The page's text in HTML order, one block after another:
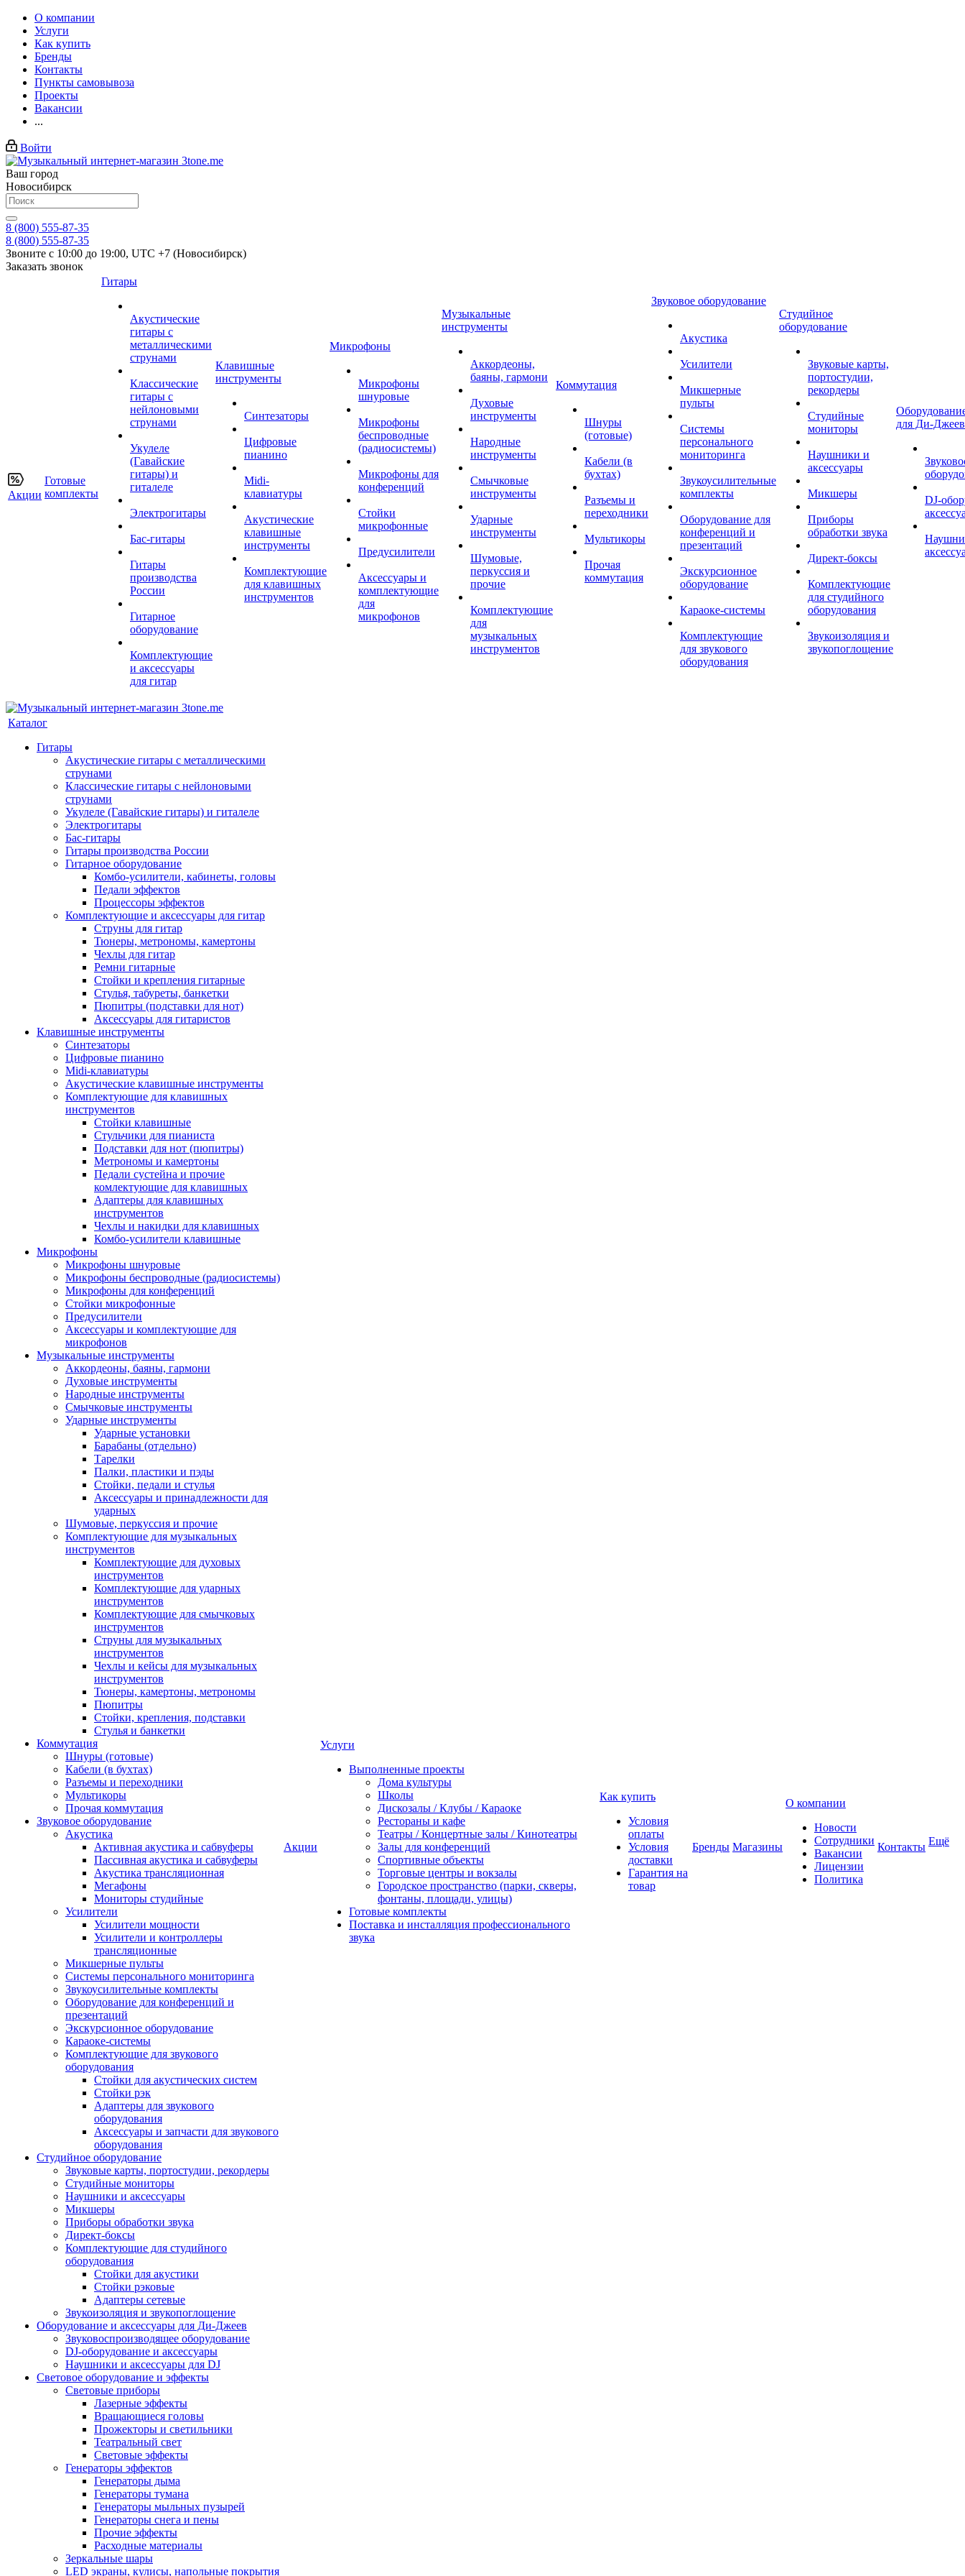
О компании
Услуги
Как купить
Бренды
Контакты
Пункты самовывоза
Проекты
Вакансии
...
Войти
Ваш город
Новосибирск
8 (800) 555-87-35
8 (800) 555-87-35
Звоните с 10:00 до 19:00, UTC +7 (Новосибирск)
Заказать звонок
Акции
Готовые
комплекты
Гитары
Акустические
гитары с
металлическими
струнами
Классические
гитары с
нейлоновыми
струнами
Укулеле
(Гавайские
гитары) и
гиталеле
Электрогитары
Бас-гитары
Гитары
производства
России
Гитарное
оборудование
Комплектующие
и аксессуары
для гитар
Клавишные
инструменты
Синтезаторы
Цифровые
пианино
Midi-
клавиатуры
Акустические
клавишные
инструменты
Комплектующие
для клавишных
инструментов
Микрофоны
Микрофоны
шнуровые
Микрофоны
беспроводные
(радиосистемы)
Микрофоны для
конференций
Стойки
микрофонные
Предусилители
Аксессуары и
комплектующие
для
микрофонов
Музыкальные
инструменты
Аккордеоны,
баяны, гармони
Духовые
инструменты
Народные
инструменты
Смычковые
инструменты
Ударные
инструменты
Шумовые,
перкуссия и
прочие
Комплектующие
для
музыкальных
инструментов
Коммутация
Шнуры
(готовые)
Кабели (в
бухтах)
Разъемы и
переходники
Мультикоры
Прочая
коммутация
Звуковое оборудование
Акустика
Усилители
Микшерные
пульты
Системы
персонального
мониторинга
Звукоусилительные
комплекты
Оборудование для
конференций и
презентаций
Экскурсионное
оборудование
Караоке-системы
Комплектующие
для звукового
оборудования
Студийное
оборудование
Звуковые карты,
портостудии,
рекордеры
Студийные
мониторы
Наушники и
аксессуары
Микшеры
Приборы
обработки звука
Директ-боксы
Комплектующие
для студийного
оборудования
Звукоизоляция и
звукопоглощение
для Ди-Джеев
DJ-
Каталог
Гитары
Акустические гитары с металлическими
струнами
Классические гитары с нейлоновыми
струнами
Укулеле (Гавайские гитары) и гиталеле
Электрогитары
Бас-гитары
Гитары производства России
Гитарное оборудование
Комбо-усилители, кабинеты, головы
Педали эффектов
Процессоры эффектов
Комплектующие и аксессуары для гитар
Струны для гитар
Тюнеры, метрономы, камертоны
Чехлы для гитар
Ремни гитарные
Стойки и крепления гитарные
Стулья, табуреты, банкетки
Пюпитры (подставки для нот)
Аксессуары для гитаристов
Клавишные инструменты
Синтезаторы
Цифровые пианино
Midi-клавиатуры
Акустические клавишные инструменты
Комплектующие для клавишных
инструментов
Стойки клавишные
Стульчики для пианиста
Подставки для нот (пюпитры)
Метрономы и камертоны
Педали сустейна и прочие
комлектующие для клавишных
Адаптеры для клавишных
инструментов
Чехлы и накидки для клавишных
Комбо-усилители клавишные
Микрофоны
Микрофоны шнуровые
Микрофоны беспроводные (радиосистемы)
Микрофоны для конференций
Стойки микрофонные
Предусилители
Аксессуары и комплектующие для
микрофонов
Музыкальные инструменты
Аккордеоны, баяны, гармони
Духовые инструменты
Народные инструменты
Смычковые инструменты
Ударные инструменты
Ударные установки
Барабаны (отдельно)
Тарелки
Палки, пластики и пэды
Стойки, педали и стулья
Аксессуары и принадлежности для
ударных
Шумовые, перкуссия и прочие
Комплектующие для музыкальных
инструментов
Комплектующие для духовых
инструментов
Комплектующие для ударных
инструментов
Комплектующие для смычковых
инструментов
Струны для музыкальных
инструментов
Чехлы и кейсы для музыкальных
инструментов
Тюнеры, камертоны, метрономы
Пюпитры
Стойки, крепления, подставки
Стулья и банкетки
Коммутация
Шнуры (готовые)
Кабели (в бухтах)
Разъемы и переходники
Мультикоры
Прочая коммутация
Звуковое оборудование
Акустика
Активная акустика и сабвуферы
Пассивная акустика и сабвуферы
Акустика трансляционная
Мегафоны
Мониторы студийные
Усилители
Усилители мощности
Усилители и контроллеры
трансляционные
Микшерные пульты
Системы персонального мониторинга
Звукоусилительные комплекты
Оборудование для конференций и
презентаций
Экскурсионное оборудование
Караоке-системы
Комплектующие для звукового
оборудования
Стойки для акустических систем
Стойки рэк
Адаптеры для звукового
оборудования
Аксессуары и запчасти для звукового
оборудования
Студийное оборудование
Звуковые карты, портостудии, рекордеры
Студийные мониторы
Наушники и аксессуары
Микшеры
Приборы обработки звука
Директ-боксы
Комплектующие для студийного
оборудования
Стойки для акустики
Стойки рэковые
Адаптеры сетевые
Звукоизоляция и звукопоглощение
Оборудование и аксессуары для Ди-Джеев
Звуковоспроизводящее оборудование
DJ-оборудование и аксессуары
Наушники и аксессуары для DJ
Световое оборудование и эффекты
Световые приборы
Лазерные эффекты
Вращающиеся головы
Прожекторы и светильники
Театральный свет
Световые эффекты
Генераторы эффектов
Генераторы дыма
Генераторы тумана
Генераторы мыльных пузырей
Генераторы снега и пены
Прочие эффекты
Расходные материалы
Зеркальные шары
LED экраны, кулисы, напольные покрытия
Акции
Услуги
Выполненные проекты
Дома культуры
Школы
Дискозалы / Клубы / Караоке
Рестораны и кафе
Театры / Концертные залы / Кинотеатры
Залы для конференций
Спортивные объекты
Торговые центры и вокзалы
Городское пространство (парки, скверы,
фонтаны, площади, улицы)
Готовые комплекты
Поставка и инсталляция профессионального
звука
Как купить
Условия
оплаты
Условия
доставки
Гарантия на
товар
Бренды Магазины
О компании
Новости
Сотрудники
Вакансии
Лицензии
Политика
Контакты Ещё